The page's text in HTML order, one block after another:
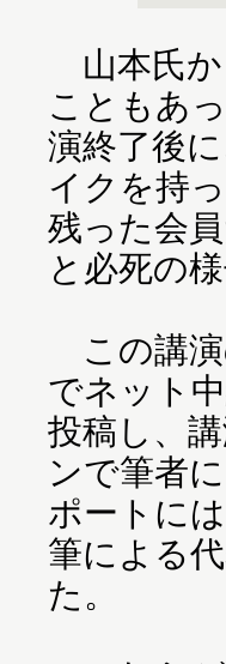
山本氏か
こともあ
演終了後
イクを持
残った会
と必死の
この講演
でネット
投稿し、
ンで筆者
ポートに
筆による
た。